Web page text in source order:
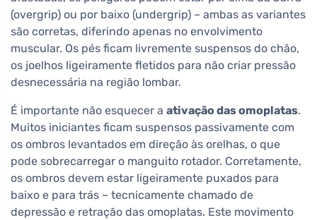
(overgrip) ou por baixo (undergrip) – ambas as variantes
são corretas, diferindo apenas no envolvimento
muscular. Os pés ficam livremente suspensos do chão,
os joelhos ligeiramente fletidos para não criar pressão
desnecessária na região lombar.
É importante não esquecer a ativação das omoplatas.
Muitos iniciantes ficam suspensos passivamente com
os ombros levantados em direção às orelhas, o que
pode sobrecarregar o manguito rotador. Corretamente,
os ombros devem estar ligeiramente puxados para
baixo e para trás – tecnicamente chamado de
depressão e retração das omoplatas. Este movimento